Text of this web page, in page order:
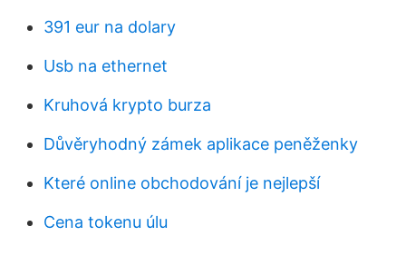
391 eur na dolary
Usb na ethernet
Kruhová krypto burza
Důvěryhodný zámek aplikace peněženky
Které online obchodování je nejlepší
Cena tokenu úlu